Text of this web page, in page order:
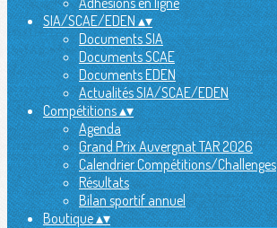
SIA/SCAE/EDEN▴▾
Documents SIA
Documents SCAE
Documents EDEN
Actualités SIA/SCAE/EDEN
Compétitions▴▾
Agenda
Grand Prix Auvergnat TAR 2026
Calendrier Compétitions/Challenges
Résultats
Bilan sportif annuel
Boutique▴▾